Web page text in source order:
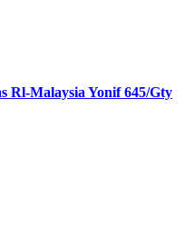
Rl-Malaysia Yonif 645/Gty